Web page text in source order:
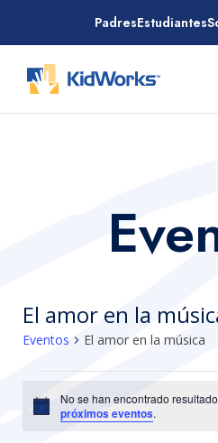
contenido
PadresEstudiantes
El amor en la
Eventos El amor en la música
Eventos
Aviso
No se han encontrado
próximos eventos.